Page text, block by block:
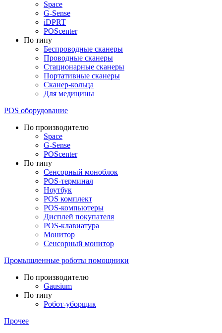
Space
G-Sense
iDPRT
POScenter
По типу
Беспроводные сканеры
Проводные сканеры
Стационарные сканеры
Портативные сканеры
Сканер-кольца
Для медицины
POS оборудование
По производителю
Space
G-Sense
POScenter
По типу
Сенсорный моноблок
POS-терминал
Ноутбук
POS комплект
POS-компьютеры
Дисплей покупателя
POS-клавиатура
Монитор
Сенсорный монитор
Промышленные роботы помощники
По производителю
Gausium
По типу
Робот-уборщик
Прочее